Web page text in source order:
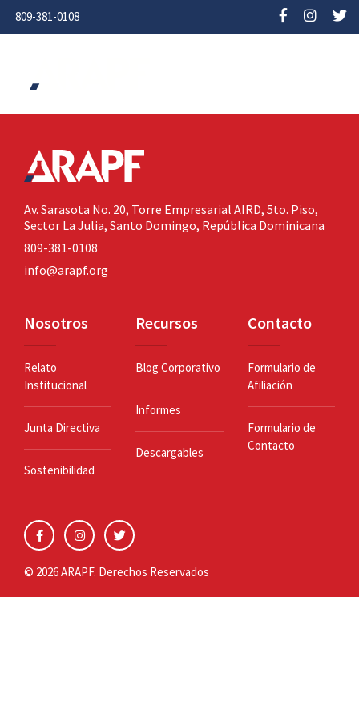
809-381-0108
Av. Sarasota No. 20, Torre Empresarial AIRD, 5to. Piso,
Sector La Julia, Santo Domingo, República Dominicana
809-381-0108
info@arapf.org
Nosotros
Relato
Institucional
Junta Directiva
Sostenibilidad
Recursos
Blog Corporativo
Informes
Descargables
Contacto
Formulario de
Afiliación
Formulario de
Contacto
© 2026 ARAPF. Derechos Reservados